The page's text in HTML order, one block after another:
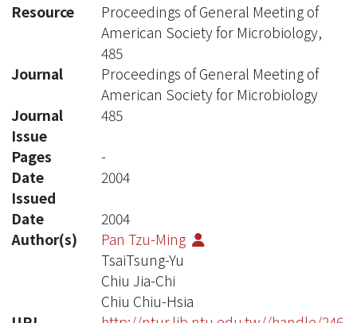
Resource
Proceedings of General Meeting of
American Society for Microbiology,
485
Journal
Proceedings of General Meeting of
American Society for Microbiology
Journal
Issue
485
Pages
-
Date
Issued
2004
Date
2004
Author(s)
Pan Tzu-Ming
TsaiTsung-Yu
Chiu Jia-Chi
Chiu Chiu-Hsia